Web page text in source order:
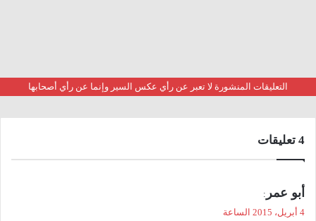
التعليقات المنشورة لا تعبر عن رأي عكس السير وإنما عن رأي أصحابها
‫4 تعليقات
يأبو عمر :
4 أبريل، 2015 الساعة